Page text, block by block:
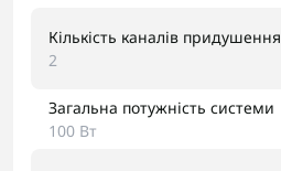
Кількість каналів придушення
2
Загальна потужність системи
100 Вт